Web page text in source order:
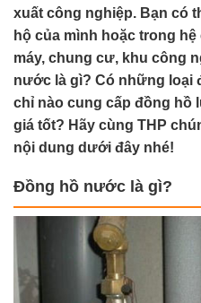
xuất công nghiệp. Bạn có
hộ của mình hoặc trong
máy, chung cư, khu công
nước là gì? Có những loại
chỉ nào cung cấp đồng
giá tốt? Hãy cùng THP
nội dung dưới đây nhé!
Đồng hồ nước là gì?